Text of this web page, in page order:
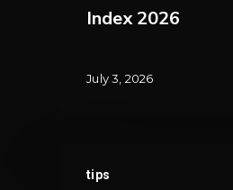
2026Index 2026
July 3, 2026
tips
Memilih